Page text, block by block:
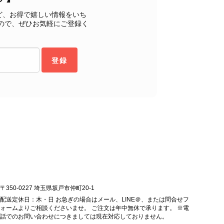
ンテージならではの魅力をお気に召していただけたこと、
に入りの一点との出会いがございましたら嬉しく思いま
いいたします。 VintageShop solo
を購入させていただき、ありがとうございました。
お得で嬉しい情報をいち
、ぜひお気軽にご登録く
登録
〒350-0227 埼玉県坂戸市仲町20-1
配送定休日：木・日 お急ぎの場合はメール、LINE＠、または問合せフ
ォームよりご相談くださいませ。 ご注文は年中無休で承ります。 ※電
話でのお問い合わせにつきましては現在対応しておりません。